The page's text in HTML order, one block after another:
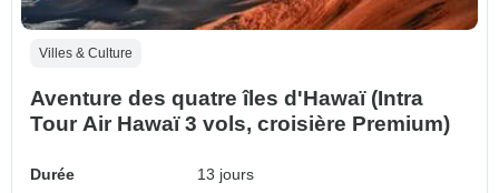
Villes & Culture
Aventure des quatre îles d'Hawaï (Intra
Tour Air Hawaï 3 vols, croisière Premium)
Durée
13 jours